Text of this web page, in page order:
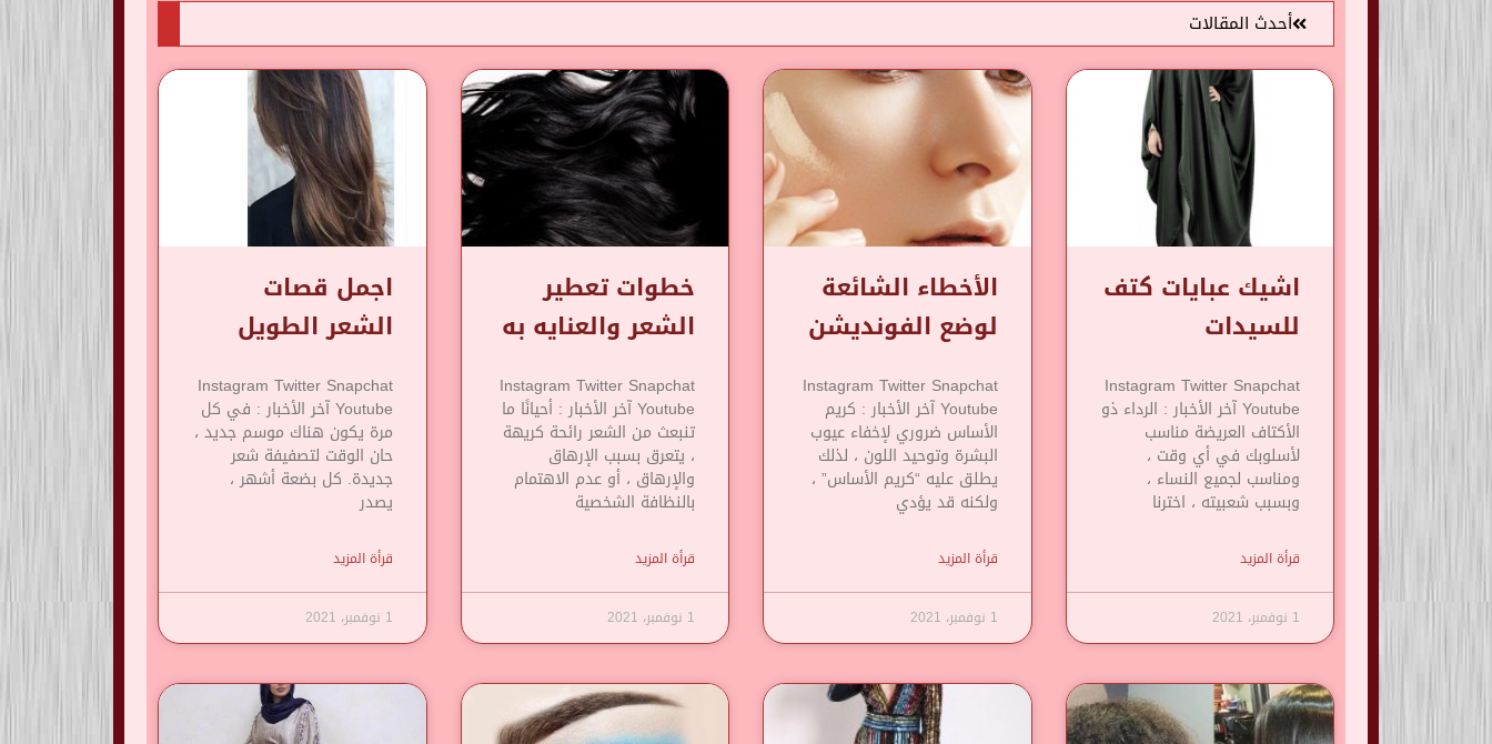
أحدث المقالات
اشيك عبايات كتف
للسيدات
Instagram Twitter Snapchat
Youtube آخر الأخبار : الرداء ذو
​​الأكتاف العريضة مناسب
لأسلوبك في أي وقت ،
ومناسب لجميع النساء ،
وبسبب شعبيته ، اخترنا
قرأة المزيد
1 نوفمبر، 2021
الأخطاء الشائعة
لوضع الفونديشن
Instagram Twitter Snapchat
Youtube آخر الأخبار : كريم
الأساس ضروري لإخفاء عيوب
البشرة وتوحيد اللون ، لذلك
يطلق عليه “كريم الأساس” ،
ولكنه قد يؤدي
قرأة المزيد
1 نوفمبر، 2021
خطوات تعطير
الشعر والعنايه به
Instagram Twitter Snapchat
Youtube آخر الأخبار : أحيانًا ما
تنبعث من الشعر رائحة كريهة
، يتعرق بسبب الإرهاق
والإرهاق ، أو عدم الاهتمام
بالنظافة الشخصية
قرأة المزيد
1 نوفمبر، 2021
اجمل قصات
الشعر الطويل
Instagram Twitter Snapchat
Youtube آخر الأخبار : في كل
مرة يكون هناك موسم جديد ،
حان الوقت لتصفيفة شعر
جديدة. كل بضعة أشهر ،
يصدر
قرأة المزيد
1 نوفمبر، 2021